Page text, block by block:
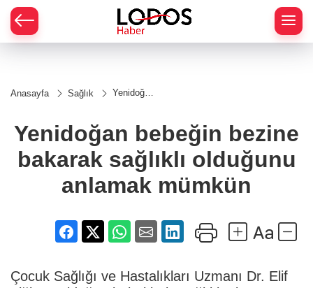
Anasayfa Sağlık
Yenidoğan
bakarak
sağlıklı
anlamak
mümkün
Yenidoğan bebeğin bezine
bakarak sağlıklı olduğunu
anlamak mümkün
Çocuk Sağlığı ve Hastalıkları Uzmanı Dr. Elif